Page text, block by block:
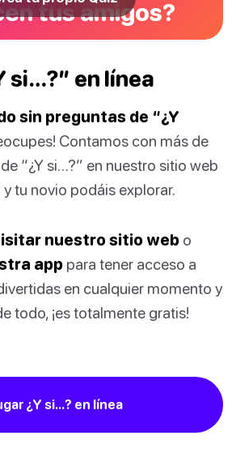
tus amigos?
si…?” en línea
sin preguntas de “¿Y
Contamos con más de
“¿Y si…?” en nuestro sitio web
tu novio podáis explorar.
nuestro sitio web o
app para tener acceso a
en cualquier momento y
todo, ¡es totalmente gratis!
¿Y si...? en línea